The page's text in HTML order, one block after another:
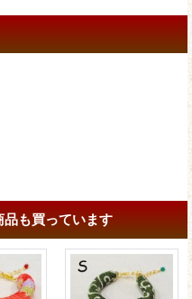
も買っています